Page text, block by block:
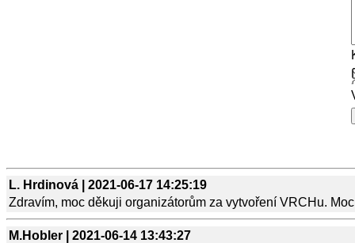
L. Hrdinová |
2021-06-17 14:25:19
Zdravím, moc děkuji organizátorům za vytvoření VRCHu.
M.Hobler |
2021-06-14 13:43:27